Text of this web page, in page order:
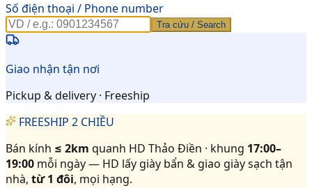
Số điện thoại / Phone number
Tra cứu / Search
Giao nhận tận nơi
Pickup & delivery · Freeship
FREESHIP 2 CHIỀU
Bán kính ≤ 2km quanh HD Thảo Điền · khung 17:00–
19:00 mỗi ngày — HD lấy giày bẩn & giao giày sạch tận
nhà, từ 1 đôi, mọi hạng.